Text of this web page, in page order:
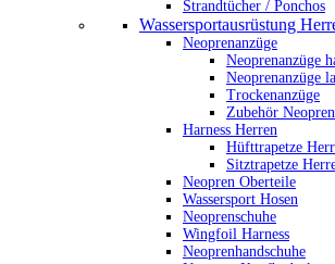
Strandtücher / Ponchos
Wassersportausrüstung
Neoprenanzüge
Neoprenanzüge
Neoprenanzüge
Trockenanzüge
Zubehör
Harness Herren
Hüfttrapetze
Sitztrapetze
Neopren Oberteile
Wassersport Hosen
Neoprenschuhe
Wingfoil Harness
Neoprenhandschuhe